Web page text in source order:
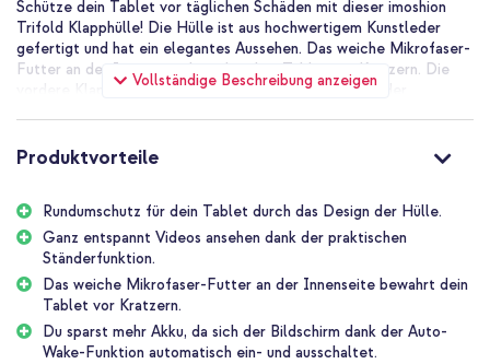
Vollständige Beschreibung anzeigen
Schütze dein Tablet vor täglichen Schäden mit dieser imoshion
Trifold Klapphülle! Die Hülle ist aus hochwertigem Kunstleder
gefertigt und hat ein elegantes Aussehen. Das weiche Mikrofaser-
Futter an der Innenseite bewahrt dein Tablet vor Kratzern. Die
vordere Klappe kann in einen praktischen Tablet-Ständer
schließt, und wacht auf, wenn du sie öffnest.
Die imoshion Trifold Klapphülle ist aus hochwertigem Kunstleder
gefertigt. Dies bietet deinem Tablet Schutz gegen alltägliche
Schäden und verleiht der Hülle eine elegante Ausstrahlung. Die
Hülle ist schlank und leicht, sodass dein Tablet seine kompakte
Form beibehält. Praktisch, wenn du dein Tablet tragen oder
aufbewahren möchtest. Die Hülle ist in verschiedenen Farben
erhältlich.
Produktvorteile
Rundumschutz für dein Tablet durch das Design der Hülle.
Ganz entspannt Videos ansehen dank der praktischen
Ständerfunktion.
Das weiche Mikrofaser-Futter an der Innenseite bewahrt dein
Tablet vor Kratzern.
Du sparst mehr Akku, da sich der Bildschirm dank der Auto-
Wake-Funktion automatisch ein- und ausschaltet.